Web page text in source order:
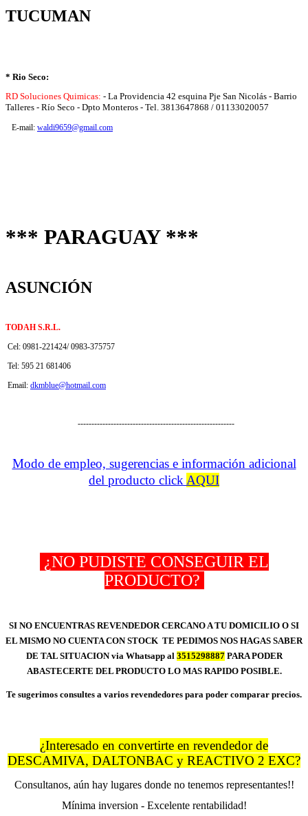
TUCUMAN
* Rio Seco:
RD Soluciones Quimicas: - La Providencia 42 esquina Pje San Nicolás - Barrio
Talleres - Río Seco - Dpto Monteros - Tel. 3813647868 / 01133020057
E-mail: waldi9659@gmail.com
*** PARAGUAY ***
ASUNCIÓN
TODAH S.R.L.
Cel: 0981-221424/ 0983-375757
Tel: 595 21 681406
Email: dkmblue@hotmail.com
---------------------------------------------------------
Modo de empleo, sugerencias e información adicional
del producto clickAQUI
¿NO PUDISTE CONSEGUIR EL
PRODUCTO?
SI NO ENCUENTRAS REVENDEDOR CERCANO A TU DOMICILIO O SI
EL MISMO NO CUENTA CON STOCK TE PEDIMOS NOS HAGAS SABER
DE TAL SITUACION via Whatsapp al 3515298887PARA PODER
ABASTECERTE DEL PRODUCTO LO MAS RAPIDO POSIBLE.
Te sugerimos consultes a varios revendedores para poder comparar precios.
¿Interesado en convertirte en revendedor de
DESCAMIVA, DALTONBAC y REACTIVO 2 EXC?
Consultanos, aún hay lugares donde no tenemos representantes!!
Mínima inversion - Excelente rentabilidad!